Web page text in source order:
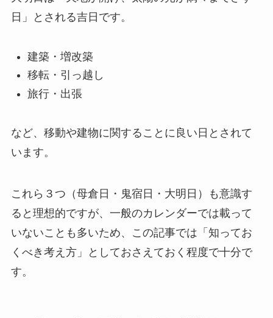
日」とされる吉日です。
建築・増改築
移転・引っ越し
旅行・出張
など、移動や建物に関することに良い日とされて
います。
これら３つ（母倉日・鬼宿日・大明日）も意識す
ると理想的ですが、一般のカレンダーでは載って
いないことも多いため、この記事では「知ってお
くべき考え方」としておさえておく程度で十分で
す。